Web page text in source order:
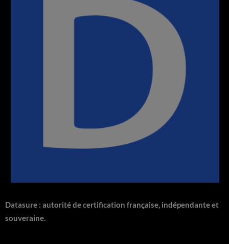
Datasure : autorité de certification française, indépendante et
souveraine.